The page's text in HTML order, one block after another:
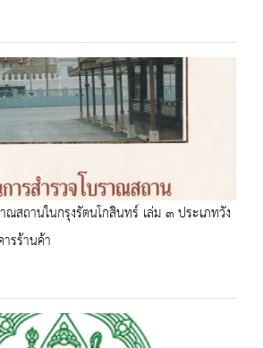
ณสถานในกรุงรัตนโกสินทร์ เล่ม ๓ ประเภทวัง
รร้านค้า